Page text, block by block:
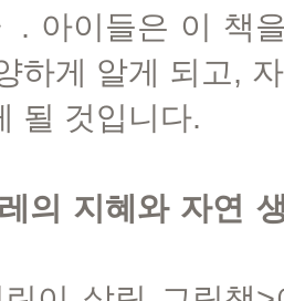
. 아이들은 이 책
하게 알게 되고,
될 것입니다.
의 지혜와 자연